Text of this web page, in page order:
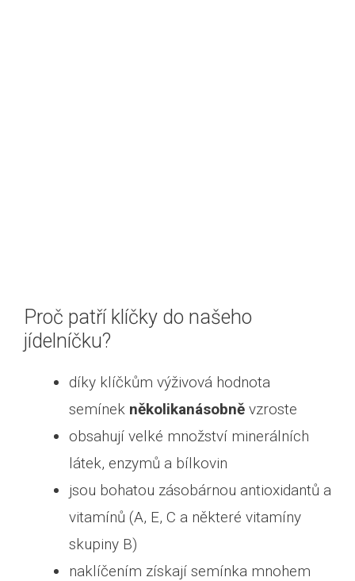
Proč patří klíčky do našeho
jídelníčku?
díky klíčkům výživová hodnota
semínek několikanásobně vzroste
obsahují velké množství minerálních
látek, enzymů a bílkovin
jsou bohatou zásobárnou antioxidantů a
vitamínů (A, E, C a některé vitamíny
skupiny B)
naklíčením získají semínka mnohem